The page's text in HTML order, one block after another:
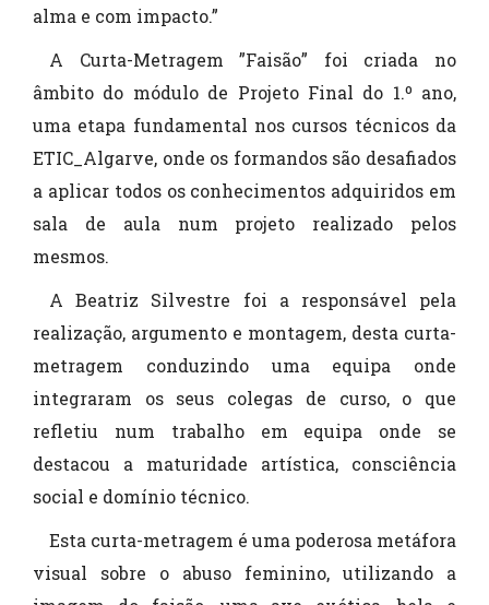
alma e com impacto.”
A Curta-Metragem ”Faisão” foi criada no
âmbito do módulo de Projeto Final do 1.º ano,
uma etapa fundamental nos cursos técnicos da
ETIC_Algarve, onde os formandos são desafiados
a aplicar todos os conhecimentos adquiridos em
sala de aula num projeto realizado pelos
mesmos.
A Beatriz Silvestre foi a responsável pela
realização, argumento e montagem, desta curta-
metragem conduzindo uma equipa onde
integraram os seus colegas de curso, o que
refletiu num trabalho em equipa onde se
destacou a maturidade artística, consciência
social e domínio técnico.
Esta curta-metragem é uma poderosa metáfora
visual sobre o abuso feminino, utilizando a